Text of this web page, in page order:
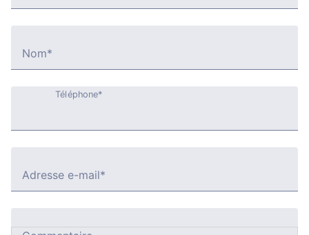
Nom*
Téléphone*
Adresse e-mail*